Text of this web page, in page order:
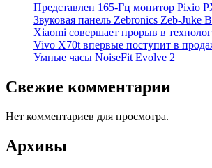
Представлен 165-Гц монитор Pixio
Звуковая панель Zebronics Zeb-Juke
Xiaomi совершает прорыв в
Vivo X70t впервые поступит в
Умные часы NoiseFit Evolve 2
Свежие комментарии
Нет комментариев для просмотра.
Архивы